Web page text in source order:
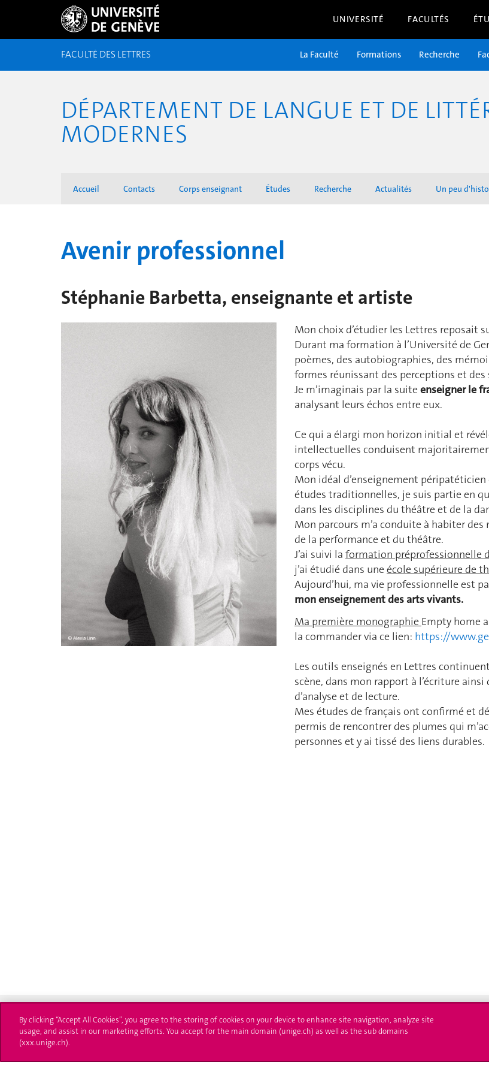
UNIVERSITÉ FACULTÉS
FACULTÉ DES LETTRES La Faculté Formations Recherche
DÉPARTEMENT DE LANGUE ET DE
MODERNES
Accueil Contacts Corps enseignant Études Recherche Actualités Un peu
Avenir professionnel
Stéphanie Barbetta, enseignante et artiste
Mon choix d’étudier les Lettres reposait
Durant ma formation à l’Université de
poèmes, des autobiographies, des
formes réunissant des perceptions et
Je m’imaginais par la suiteenseigner le
analysant leurs échos entre eux.
Ce qui a élargi mon horizon initial et
intellectuelles conduisent
corps vécu.
Mon idéal d’enseignement
études traditionnelles, je suis partie en
dans les disciplines du théâtre et de la
Mon parcours m’a conduite à habiter
de la performance et du théâtre.
J’ai suivi la formation préprofessionnelle
j’ai étudié dans uneécole supérieure de
Aujourd’hui, ma vie professionnelle est
mon enseignement des arts vivants.
Ma première monographie Empty home
la commander via ce lien: https://
Les outils enseignés en Lettres
scène, dans mon rapport à l’écriture
d’analyse et de lecture.
Mes études de français ont confirmé et
permis de rencontrer des plumes qui
personnes et y ai tissé des liens durables.
Université de Genève S'inscrire à l'UNIGE L'UNIGE
By clicking “Accept All Cookies”, you agree to the storing of cookies on your device to enhance site navigation, analyze site
usage, and assist in our marketing efforts. You accept for the main domain (unige.ch) as well as the sub domains
(xxx.unige.ch).